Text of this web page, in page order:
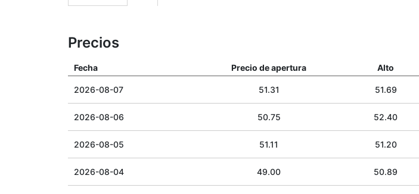
Precios
Fecha Precio de apertura Alto
2026-08-07 51.31 51.69
2026-08-06 50.75 52.40
2026-08-05 51.11 51.20
2026-08-04 49.00 50.89